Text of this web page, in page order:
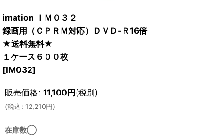
imation ＩＭ０３２
録画用（ＣＰＲＭ対応）ＤＶＤ-Ｒ16倍
★送料無料★
１ケース６００枚
[IM032]
販売価格: 11,100円(税別)
(税込: 12,210円)
在庫数◯